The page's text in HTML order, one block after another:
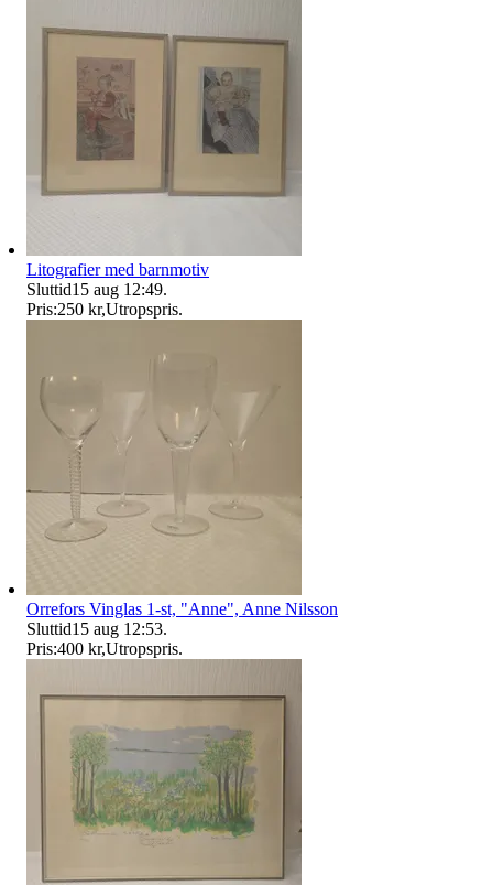
Litografier med barnmotiv
Sluttid15 aug 12:49.
Pris:250 kr,Utropspris.
Orrefors Vinglas 1-st, "Anne", Anne Nilsson
Sluttid15 aug 12:53.
Pris:400 kr,Utropspris.